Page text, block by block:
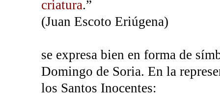
criatura.”
(Juan Escoto Eriúgena)
se expresa bien en forma de
Domingo de Soria. En la
los Santos Inocentes: